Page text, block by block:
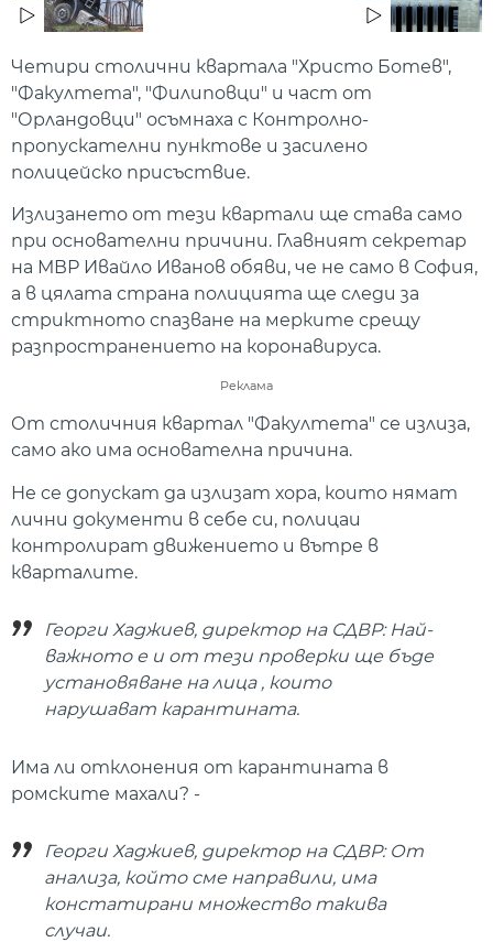
Четири столични квартала "Христо Ботев",
"Факултета", "Филиповци" и част от
"Орландовци" осъмнаха с Контролно-
пропускателни пунктове и засилено
полицейско присъствие.
Излизането от тези квартали ще става само
при основателни причини. Главният секретар
на МВР Ивайло Иванов обяви, че не само в София,
а в цялата страна полицията ще следи за
стриктното спазване на мерките срещу
разпространението на коронавируса.
Реклама
От столичния квартал "Факултета" се излиза,
само ако има основателна причина.
Не се допускат да излизат хора, които нямат
лични документи в себе си, полицаи
контролират движението и вътре в
кварталите.
Георги Хаджиев, директор на СДВР: Най-
важното е и от тези проверки ще бъде
установяване на лица , които
нарушават карантината.
Има ли отклонения от карантината в
ромските махали? -
Георги Хаджиев, директор на СДВР: От
анализа, който сме направили, има
констатирани множество такива
случаи.